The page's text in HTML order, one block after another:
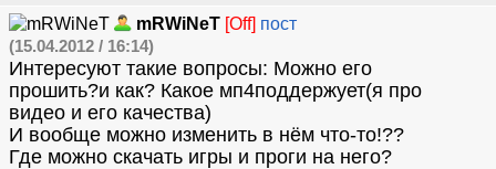
mRWiNeT [Off] пост
(15.04.2012 / 16:14)
Интересуют такие вопросы: Можно его
прошить?и как? Какое мп4поддержует(я про
видео и его качества)
И вообще можно изменить в нём что-то!??
Где можно скачать игры и проги на него?